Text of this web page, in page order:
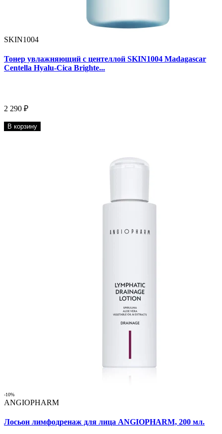
SKIN1004
Тонер увлажняющий с центеллой SKIN1004 Madagascar
Centella Hyalu-Cica Brighte...
2 290 ₽
В корзину
-10%
ANGIOPHARM
Лосьон лимфодренаж для лица ANGIOPHARM, 200 мл.